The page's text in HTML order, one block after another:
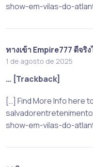
show-em-vilas-do-
ทางเข้า Empire777 ดีจริ
1 de agosto de 2025
… [Trackback]
[…] Find More Info here
show-em-vilas-do-